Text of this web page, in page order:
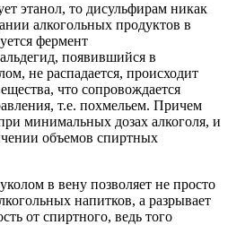
этанол, то дисульфирам никак
алкогольных продуктов в
фермент
появившийся в
не распадается, происходит
что сопровождается
т.е. похмельем. Причем
минимальных дозах алкоголя, и
объемов спиртных
в вену позволяет не просто
напитков, а разрывает
от спиртного, ведь того